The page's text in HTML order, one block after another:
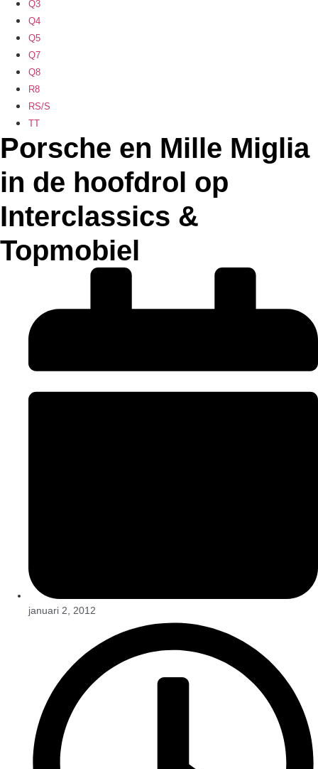
Q3
Q4
Q5
Q7
Q8
R8
RS/S
TT
Porsche en Mille Miglia
in de hoofdrol op
Interclassics &
Topmobiel
januari 2, 2012